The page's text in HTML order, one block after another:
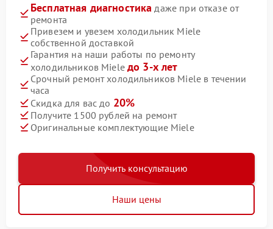
Бесплатная диагностика даже при отказе от
ремонта
Привезем и увезем холодильник Miele
собственной доставкой
Гарантия на наши работы по ремонту
холодильников Mieleдо 3-х лет
Срочный ремонт холодильников Miele в течении
часа
Скидка для вас до 20%
Получите 1500 рублей на ремонт
Оригинальные комплектующие Miele
Получить консультацию
Наши цены